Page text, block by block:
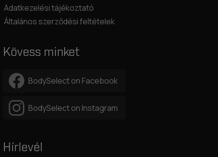
Adatkezelési tájékoztató
Általános szerződési feltételek
Kövess minket
BodySelect on Facebook
BodySelect on Instagram
Hírlevél